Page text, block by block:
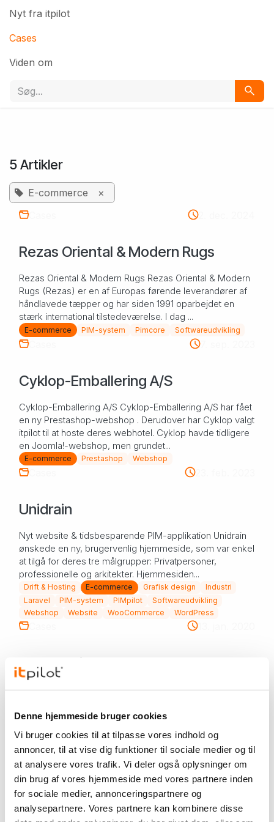
Denne hjemmeside bruger cookies
Vi bruger cookies til at tilpasse vores indhold og
annoncer, til at vise dig funktioner til sociale medier og til
at analysere vores trafik. Vi deler også oplysninger om
din brug af vores hjemmeside med vores partnere inden
for sociale medier, annonceringspartnere og
analysepartnere. Vores partnere kan kombinere disse
Nyt fra itpilot
Cases
Viden om
5 Artikler
E-commerce
×
Cases
2. dec. 2024
Rezas Oriental & Modern Rugs
Rezas Oriental & Modern Rugs Rezas Oriental & Modern
Rugs (Rezas) er en af Europas førende leverandører af
håndlavede tæpper og har siden 1991 oparbejdet en
stærk international tilstedeværelse. I dag ...
E-commerce PIM-system Pimcore Softwareudvikling
Cases 7. sep. 2023
Cyklop-Emballering A/S
Cyklop-Emballering A/S Cyklop-Emballering A/S har fået
en ny Prestashop-webshop . Derudover har Cyklop valgt
itpilot til at hoste deres webhotel. Cyklop havde tidligere
en Joomla!-webshop, men grundet...
E-commerce Prestashop Webshop
Cases 23. feb. 2023
Unidrain
Nyt website & tidsbesparende PIM-applikation Unidrain
ønskede en ny, brugervenlig hjemmeside, som var enkel
at tilgå for deres tre målgrupper: Privatpersoner,
professionelle og arkitekter. Hjemmesiden...
Drift & Hosting E-commerce Grafisk design
Industri
Laravel
PIM-system PIMpilot
Softwareudvikling
Webshop
Website WooCommerce WordPress
Cases 13. jan. 2020
Salmologic
Salmologic Salmologics engelsksprogede webshop
Magento-løsning har Salmologic fået en professionel,
E-commerce Magento Webshop
Cases 31. okt. 2019
ATG Group
ATG Group ATG Group er klar med en ny hjemmeside og